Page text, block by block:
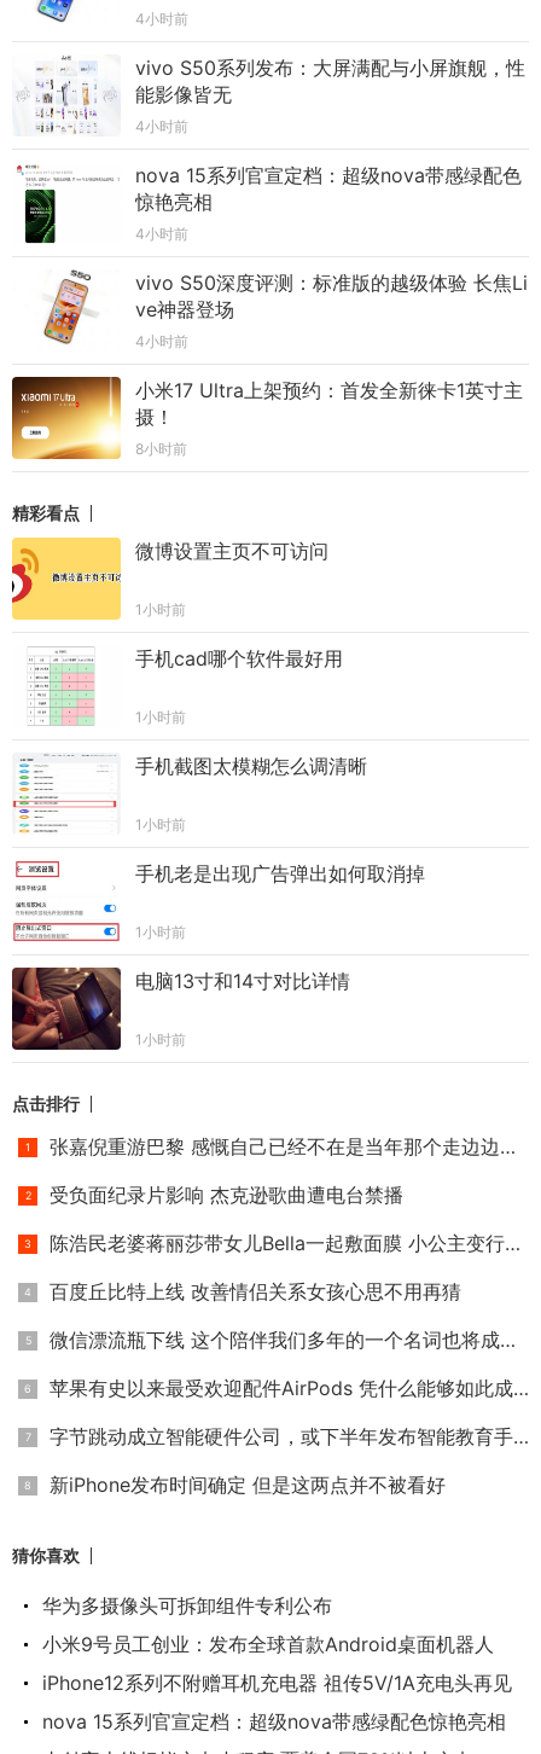
4小时前
vivo S50系列发布：大屏满配与小屏旗舰，性
能影像皆无
4小时前
nova 15系列官宣定档：超级nova带感绿配色
惊艳亮相
4小时前
vivo S50深度评测：标准版的越级体验 长焦Li
ve神器登场
4小时前
小米17 Ultra上架预约：首发全新徕卡1英寸主
摄！
8小时前
精彩看点
微博设置主页不可访问
1小时前
手机cad哪个软件最好用
1小时前
手机截图太模糊怎么调清晰
1小时前
手机老是出现广告弹出如何取消掉
1小时前
电脑13寸和14寸对比详情
1小时前
点击排行
张嘉倪重游巴黎 感慨自己已经不在是当年那个走边边的小小姑娘
受负面纪录片影响 杰克逊歌曲遭电台禁播
陈浩民老婆蒋丽莎带女儿Bella一起敷面膜 小公主变行走的表情包
百度丘比特上线 改善情侣关系女孩心思不用再猜
微信漂流瓶下线 这个陪伴我们多年的一个名词也将成为历史
苹果有史以来最受欢迎配件AirPods 凭什么能够如此成功？
字节跳动成立智能硬件公司，或下半年发布智能教育手机
新iPhone发布时间确定 但是这两点并不被看好
猜你喜欢
华为多摄像头可拆卸组件专利公布
小米9号员工创业：发布全球首款Android桌面机器人
iPhone12系列不附赠耳机充电器 祖传5V/1A充电头再见
nova 15系列官宣定档：超级nova带感绿配色惊艳亮相